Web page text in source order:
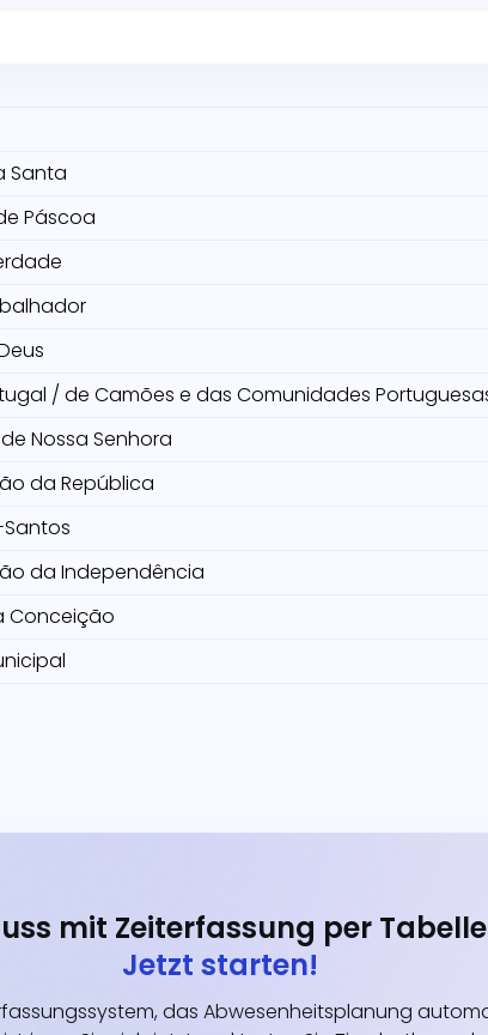
Santa
Páscoa
/ de Camões e das Comunidades
Nossa Senhora
da República
da Independência
Conceição
mit Zeiterfassung per
Jetzt starten!
das Abwesenheitsplanung